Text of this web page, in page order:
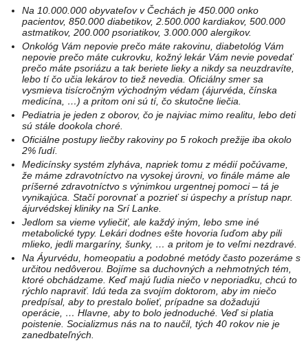
Na 10.000.000 obyvateľov v Čechách je 450.000 onko
pacientov, 850.000 diabetikov, 2.500.000 kardiakov, 500.000
astmatikov, 200.000 psoriatikov, 3.000.000 alergikov.
Onkológ Vám nepovie prečo máte rakovinu, diabetológ Vám
nepovie prečo máte cukrovku, kožný lekár Vám nevie povedať
prečo máte psoriázu a tak beriete lieky a nikdy sa neuzdravíte,
lebo tí čo učia lekárov to tiež nevedia. Oficiálny smer sa
vysmieva tisícročným východným védam (ájurvéda, čínska
medicína, …) a pritom oni sú tí, čo skutočne liečia.
Pediatria je jeden z oborov, čo je najviac mimo realitu, lebo deti
sú stále dookola choré.
Oficiálne postupy liečby rakoviny po 5 rokoch prežije iba okolo
2% ľudí.
Medicínsky systém zlyháva, napriek tomu z médií počúvame,
že máme zdravotníctvo na vysokej úrovni, vo finále máme ale
príšerné zdravotníctvo s výnimkou urgentnej pomoci – tá je
vynikajúca. Stačí porovnať a pozrieť si úspechy a prístup napr.
ájurvédskej kliniky na Srí Lanke.
Jedlom sa vieme vyliečiť, ale každý iným, lebo sme iné
metabolické typy. Lekári dodnes ešte hovoria ľuďom aby pili
mlieko, jedli margaríny, šunky, … a pritom je to veľmi nezdravé.
Na Áyurvédu, homeopatiu a podobné metódy často pozeráme s
určitou nedôverou. Bojíme sa duchovných a nehmotných tém,
ktoré obchádzame. Keď majú ľudia niečo v neporiadku, chcú to
rýchlo napraviť. Idú teda za svojím doktorom, aby im niečo
predpísal, aby to prestalo bolieť, prípadne sa dožadujú
operácie, … Hlavne, aby to bolo jednoduché. Veď si platia
poistenie. Socializmus nás na to naučil, tých 40 rokov nie je
zanedbateľných.